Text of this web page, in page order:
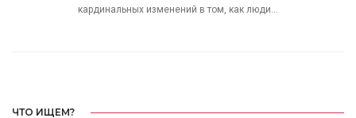
кардинальных изменений в том, как люди...
ЧТО ИЩЕМ?